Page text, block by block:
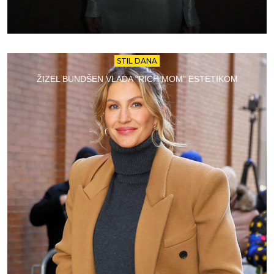
STIL DANA
ŽIZEL BUNDŠEN VLADA “RICH MOM” ESTETIKOM